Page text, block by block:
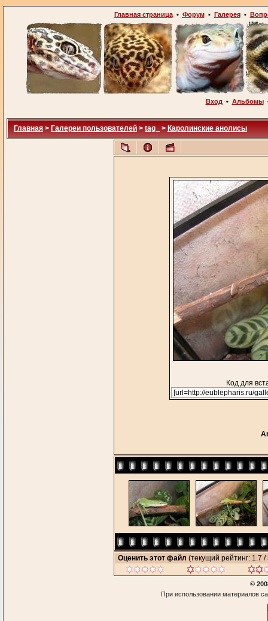
Главная страница• Форум• Галерея•
Вход • Альбомы
Главная > Галереи пользователей > tag_ > Каролинские анолисы
Код для
Оценить этот файл (текущий рейтинг: 1.7 /
©
При использовании материалов